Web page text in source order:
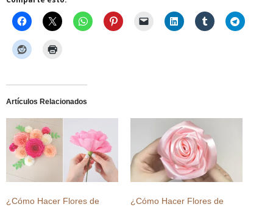
Artículos Relacionados
¿Cómo Hacer Flores de
¿Cómo Hacer Flores de